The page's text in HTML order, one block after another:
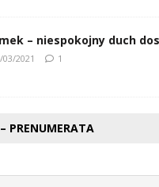
– niespokojny duch
03/2021 1
PRENUMERATA